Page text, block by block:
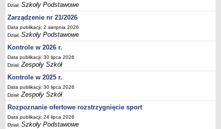
PORADNIE PSYCHOLOGICZNO-PEDAGOGICZNE
Zespół Poradni
BIURO FINANSÓW OŚWIATY
Dane podstawowe
Statut
Majątek
Ogłoszenia
Zarządzenia
Rejestry, ewidencje, archiwa
Dział:Szkoły Podstawowe
Zarządzenie nr 21/2026
Data publikacji: 2 sierpnia 2026
Dział:Szkoły Podstawowe
Kontrole w 2026 r.
Data publikacji: 30 lipca 2026
Dział:Zespoły Szkół
Kontrole w 2025 r.
Data publikacji: 30 lipca 2026
Dział:Zespoły Szkół
Rozpoznanie ofertowe rozstrzygnięcie sport
Data publikacji: 24 lipca 2026
Dział:Szkoły Podstawowe